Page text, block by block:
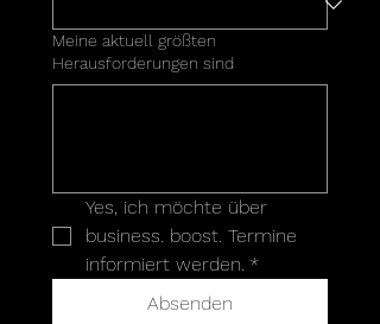
Meine aktuell größten
Herausforderungen sind
Yes, ich möchte über
business. boost. Termine
informiert werden. *
Absenden